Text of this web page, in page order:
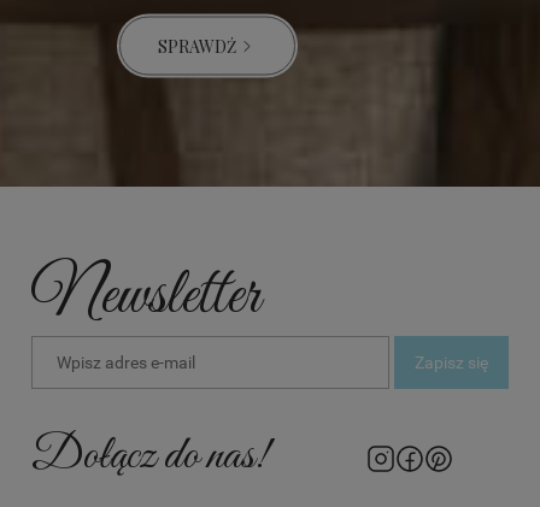
SPRAWDŹ
Newsletter
Zapisz się
Dołącz do nas!